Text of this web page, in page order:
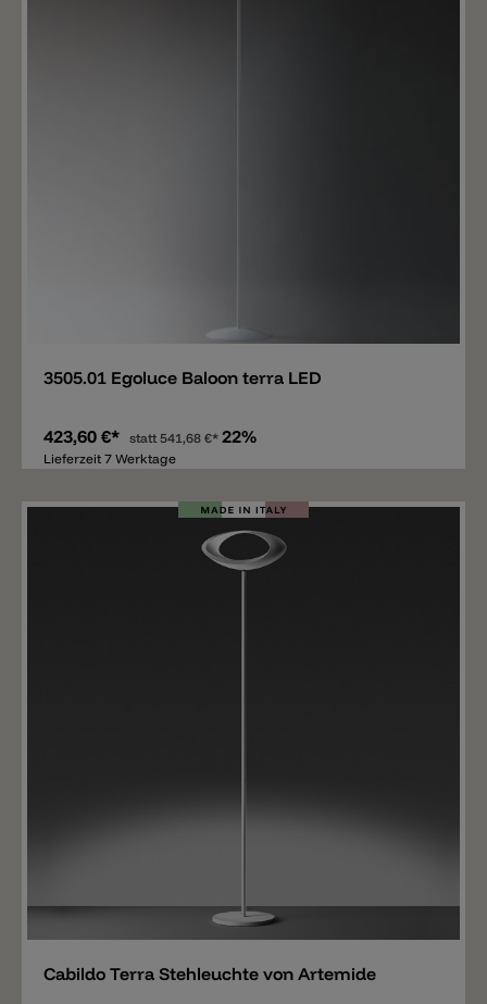
3505.01 Egoluce Baloon terra LED
423,60 €* statt541,68 €* 22%
Lieferzeit 7 Werktage
Merken
Cabildo Terra Stehleuchte von Artemide